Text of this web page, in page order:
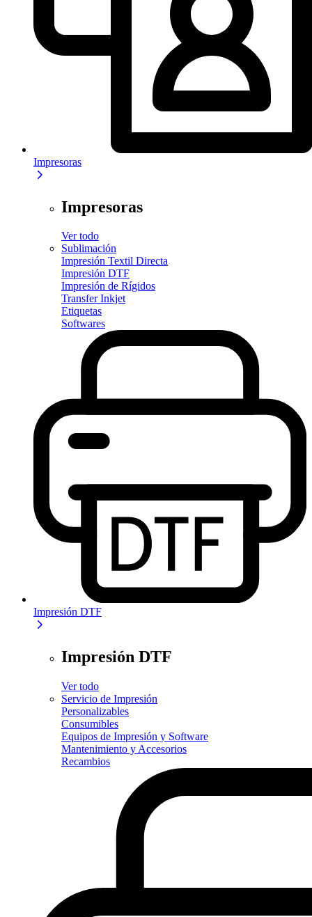
Impresoras
Impresoras
Ver todo
Sublimación
Impresión Textil Directa
Impresión DTF
Impresión de Rígidos
Transfer Inkjet
Etiquetas
Softwares
Impresión DTF
Impresión DTF
Ver todo
Servicio de Impresión
Personalizables
Consumibles
Equipos de Impresión y Software
Mantenimiento y Accesorios
Recambios